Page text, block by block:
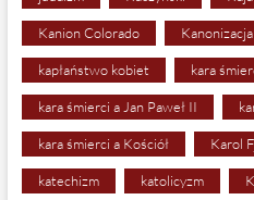
Kanion Colorado Kanonizacja
kapłaństwo kobiet kara
kara śmierci a Jan Paweł II
kara śmierci a Kościół Karol
katechizm katolicyzm